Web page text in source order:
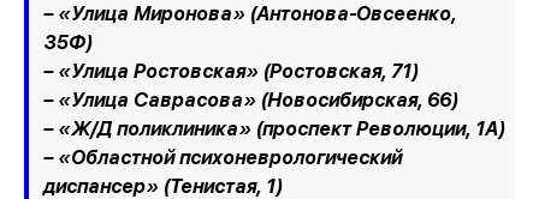
– «Улица Миронова» (Антонова-Овсеенко,
35Ф)
– «Улица Ростовская» (Ростовская, 71)
– «Улица Саврасова» (Новосибирская, 66)
– «Ж/Д поликлиника» (проспект Революции, 1А)
– «Областной психоневрологический
диспансер» (Тенистая, 1)